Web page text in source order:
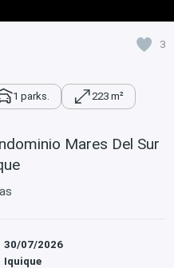
3
1 parks. 223 m²
Mares Del Sur
30/07/2026
Iquique